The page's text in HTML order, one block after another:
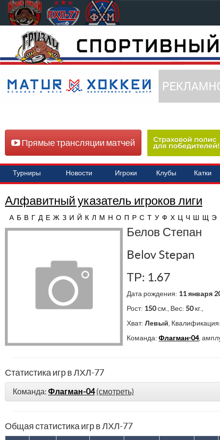
Прямые трансляции матчей
Турниры Новости Игроки Клубы Катки
Алфавитный указатель игроков лиги
А Б В Г Д Е Ж З И Й К Л М Н О П Р С Т У Ф Х Ц Ч Ш Щ Э
Белов Степан
Belov Stepan
ТР: 1.67
Дата рождения: 11 января
Рост: 150см., Вес:50кг.,
Хват:Левый ,
Команда:Флагман-04,
Статистика игр в ЛХЛ-77
Команда: Флагман-04 (смотреть)
Общая статистика игр в ЛХЛ-77